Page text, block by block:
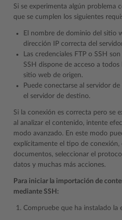
Si se experimenta algún problema
que se cumplen los siguientes
El nombre de dominio del sitio
dirección IP correcta del
Las credenciales FTP o SSH
SSH dispone de acceso a
sitio web de origen.
Puede conectarse al servidor
el servidor de destino.
Si la conexión es correcta pero se
al analizar el contenido, intente
modo avanzado. En este modo
explícitamente el tipo de conexión,
documentos, seleccionar el
datos y muchas más acciones.
Para iniciar la importación de
mediante SSH:
Compruebe que ha instalado la